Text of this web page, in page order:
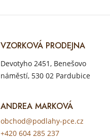
VZORKOVÁ PRODEJNA
Devotyho 2451, Benešovo
náměstí, 530 02 Pardubice
ANDREA MARKOVÁ
obchod@podlahy-pce.cz
+420 604 285 237